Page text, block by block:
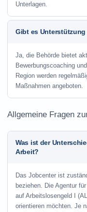
Unterlagen.
Gibt es
Ja, die Behörde bietet
Bewerbungscoaching
Region werden
Maßnahmen angeboten.
Allgemeine Fragen
Was ist der
Arbeit?
Das Jobcenter ist
beziehen. Die Agentur
auf Arbeitslosengeld I
orientieren möchten. Je